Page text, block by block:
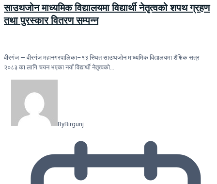
साउथजोन माध्यमिक विद्यालयमा विद्यार्थी नेतृत्वको शपथ ग्रहण
तथा पुरस्कार वितरण सम्पन्न
वीरगंज — वीरगंज महानगरपालिका–१३ स्थित साउथजोन माध्यमिक विद्यालयमा शैक्षिक सत्र
२०८३ का लागि चयन भएका नयाँ विद्यार्थी नेतृत्वको…
ByBirgunj